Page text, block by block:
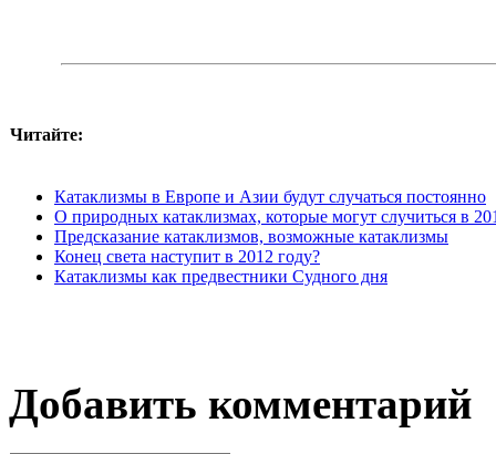
Читайте:
Катаклизмы в Европе и Азии будут случаться постоянно
О природных катаклизмах, которые могут случиться в
Предсказание катаклизмов, возможные катаклизмы
Конец света наступит в 2012 году?
Катаклизмы как предвестники Судного дня
Добавить комментарий